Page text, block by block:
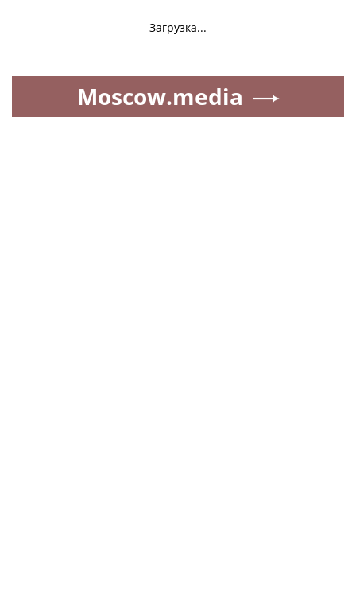
Загрузка...
Moscow.media